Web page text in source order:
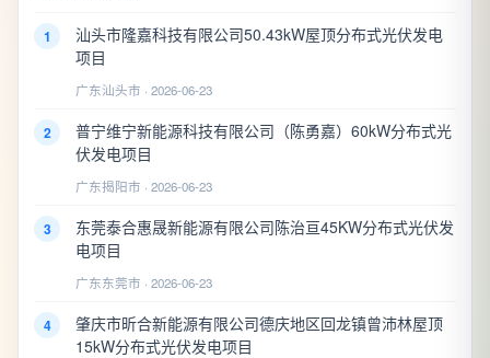
1
汕头市隆嘉科技有限公司50.43kW屋顶分布式光伏发电
项目
广东汕头市 · 2026-06-23
2
普宁维宁新能源科技有限公司（陈勇嘉）60kW分布式光
伏发电项目
广东揭阳市 · 2026-06-23
3
东莞泰合惠晟新能源有限公司陈治亘45KW分布式光伏发
电项目
广东东莞市 · 2026-06-23
4
肇庆市昕合新能源有限公司德庆地区回龙镇曾沛林屋顶
15kW分布式光伏发电项目